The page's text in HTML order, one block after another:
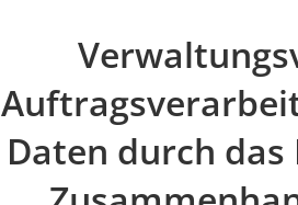
Daten durch